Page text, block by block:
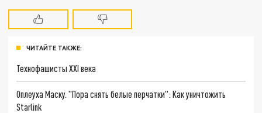
ЧИТАЙТЕ ТАКЖЕ:
Технофашисты XXI века
Оплеуха Маску. "Пора снять белые перчатки": Как уничтожить
Starlink